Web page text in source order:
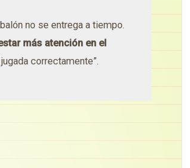
no se entrega a tiempo.
más atención en el
correctamente”.